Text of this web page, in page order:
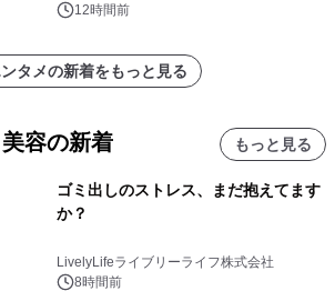
12時間前
タメの新着をもっと見る
容の新着 もっと見る
ゴミ出しのストレス、まだ抱えてます
か？
LivelyLifeライブリーライフ株式会社
8時間前